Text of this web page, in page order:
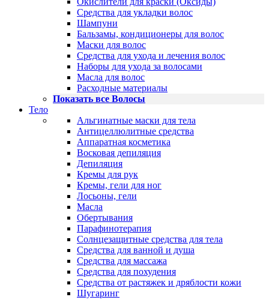
Средства для укладки волос
Шампуни
Бальзамы, кондиционеры для волос
Маски для волос
Средства для ухода и лечения волос
Наборы для ухода за волосами
Масла для волос
Расходные материалы
Показать все Волосы
Тело
Альгинатные маски для тела
Антицеллюлитные средства
Аппаратная косметика
Восковая депиляция
Депиляция
Кремы для рук
Кремы, гели для ног
Лосьоны, гели
Масла
Обертывания
Парафинотерапия
Солнцезащитные средства для тела
Средства для ванной и душа
Средства для массажа
Средства для похудения
Средства от растяжек и дряблости кожи
Шугаринг